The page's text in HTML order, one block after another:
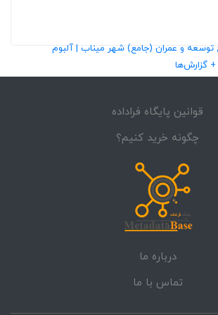
توسعه و عمران (جامع) شهر میناب | آلبوم
گزارش‌ها
قوانین پایگاه فراداده
چگونه خرید کنیم؟
درباره ما
تماس با ما